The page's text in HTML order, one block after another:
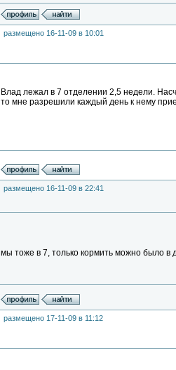
размещено 16-11-09 в 10:01
Влад лежал в 7 отделении 2,5 недели.
то мне разрешили каждый день к нему
размещено 16-11-09 в 22:41
мы тоже в 7, только кормить можно было в
размещено 17-11-09 в 11:12